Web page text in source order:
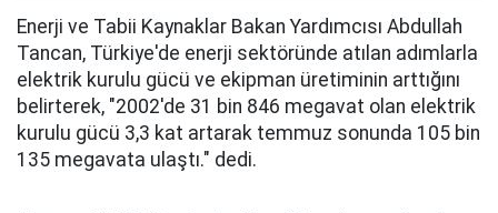
Enerji ve Tabii Kaynaklar Bakan Yardımcısı Abdullah
Tancan, Türkiye'de enerji sektöründe atılan adımlarla
elektrik kurulu gücü ve ekipman üretiminin arttığını
belirterek, "2002'de 31 bin 846 megavat olan elektrik
kurulu gücü 3,3 kat artarak temmuz sonunda 105 bin
135 megavata ulaştı." dedi.